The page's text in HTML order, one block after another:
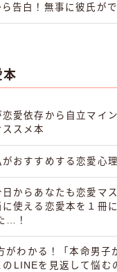
告白！無事に彼氏がで
本
恋愛依存から自立マイ
スメ本
おすすめする恋愛心
からあなたも恋愛マ
使える恋愛本を１冊
…！
がわかる！「本命男子
LINEを見返して悩む